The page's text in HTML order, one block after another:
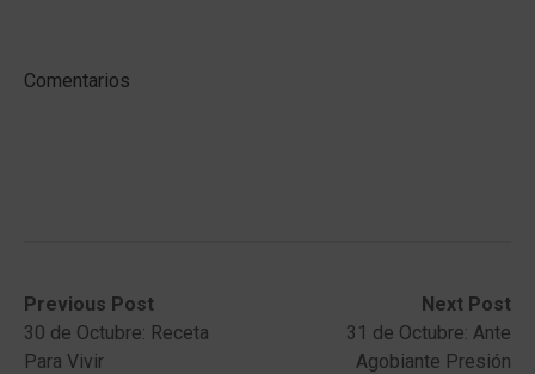
Comentarios
Post
navigation
Previous Post
Previous
post:30 de Octubre: Receta
Para Vivir
Next Post
Next
post:
31 de Octubre: Ante
Agobiante Presión